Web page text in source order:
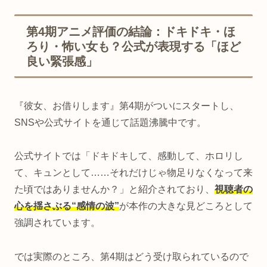
第4期アニメ評価の結論：ドキドキ・ほ
ろり・怖い女も？公式が表現する「ほど
良い緊張感」
『彼女、お借りします』第4期がついにスタートし、
SNSや公式サイトを通じて話題沸騰中です。
公式サイトでは「ドキドキして、感動して、ホロリし
て、キュンとして……それだけじゃ物足りなくなって来
た頃ではありませんか？」と紹介されており、 視聴者の
心を揺さぶる“感情の波”が本作の大きな見どころとして
強調されています。
では実際のところ、第4期はどう受け取られているので